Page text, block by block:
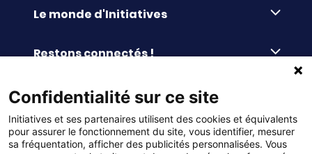
Le monde d'Initiatives
Le Fond’Actions Initiatives
Enquête de satisfaction
Restons connectés !
Le blog
La newsletter
Commander facilement
Commande par référence
Catalogues à télécharger
Services & FAQ
Confidentialité sur ce site
Initiatives et ses partenaires utilisent des cookies et équivalents
pour assurer le fonctionnement du site, vous identifier, mesurer
sa fréquentation, afficher des publicités personnalisées. Vous